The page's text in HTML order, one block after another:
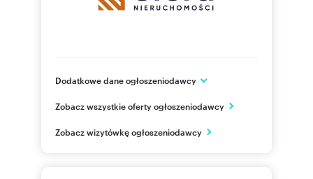
Dodatkowe dane ogłoszeniodawcy
Bydgoszcz
PL
Zobacz wszystkie oferty ogłoszeniodawcy
Zobacz wizytówkę ogłoszeniodawcy